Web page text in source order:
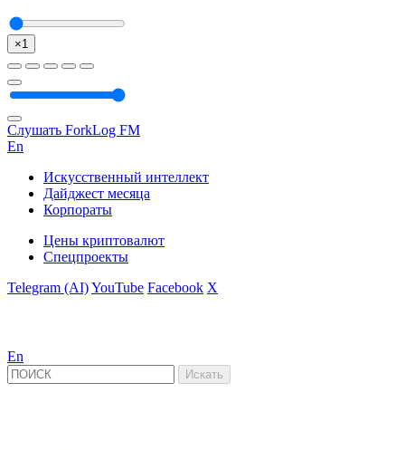
×1
Слушать ForkLog FM
En
Искусственный интеллект
Дайджест месяца
Корпораты
Цены криптовалют
Спецпроекты
Telegram (AI)YouTube Facebook X
En